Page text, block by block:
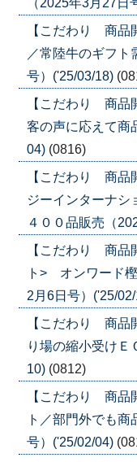
（2025年3月27日
【こだわり 商
／常陸牛のギフト
号）('25/03/18)
【こだわり 商
客の声に応えて商
04) (0816)
【こだわり 商
ジーインターナシ
４００品販売（
【こだわり 商品
ト> オンワード
2月6日号）('25/
【こだわり 商
り場の縮小受けＥ
10) (0812)
【こだわり 商
ト／部門外でも
号）('25/02/04)